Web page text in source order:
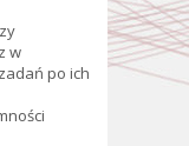
w
po ich